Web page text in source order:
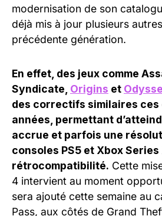
modernisation de son
déjà mis à jour plusieurs
précédente génération.
En effet, des jeux comme
Syndicate, Origins et
des correctifs similaires ces
années, permettant
accrue et parfois une
consoles PS5 et Xbox Series
rétrocompatibilité. Cette
4 intervient au moment
sera ajouté cette semaine au
Pass, aux côtés de Grand